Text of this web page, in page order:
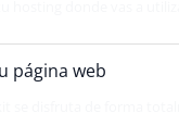
página web